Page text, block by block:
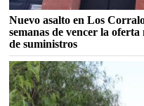
Nuevo asalto en Los
semanas de vencer la
de suministros